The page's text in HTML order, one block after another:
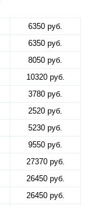
6350 руб.
6350 руб.
8050 руб.
10320 руб.
3780 руб.
2520 руб.
5230 руб.
9550 руб.
27370 руб.
26450 руб.
26450 руб.